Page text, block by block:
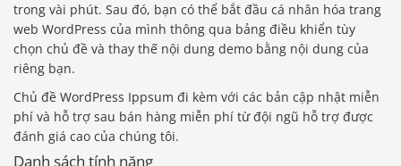
trong vài phút. Sau đó, bạn có thể bắt đầu cá nhân hóa trang
web WordPress của mình thông qua bảng điều khiển tùy
chọn chủ đề và thay thế nội dung demo bằng nội dung của
riêng bạn.
Chủ đề WordPress Ippsum đi kèm với các bản cập nhật miễn
phí và hỗ trợ sau bán hàng miễn phí từ đội ngũ hỗ trợ được
đánh giá cao của chúng tôi.
Danh sách tính năng